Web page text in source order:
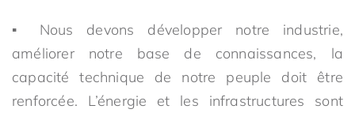
▪ Nous devons développer notre industrie,
améliorer notre base de connaissances, la
capacité technique de notre peuple doit être
renforcée. L’énergie et les infrastructures sont